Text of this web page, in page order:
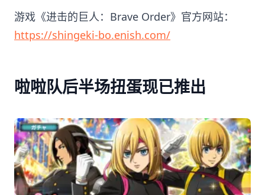
游戏《进击的巨人：Brave Order》官方网站：
https://shingeki-bo.enish.com/
啦啦队后半场扭蛋现已推出